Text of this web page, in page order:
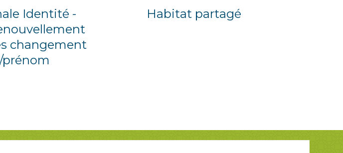
Identité -
changement
Habitat partagé